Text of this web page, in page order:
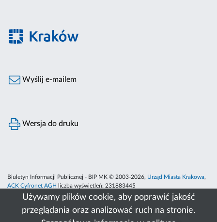
Używamy plików cookie, aby poprawić jakość
przeglądania oraz analizować ruch na stronie.
Wyślij e-mailem
Wersja do druku
Biuletyn Informacji Publicznej - BIP MK © 2003-2026, Urząd Miasta Krakowa,
ACK Cyfronet AGH
liczba wyświetleń: 231883445